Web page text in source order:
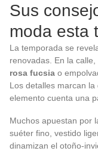
Sus
moda esta
La temporada se
renovadas. En la
rosa fucsia o
Los detalles marcan
elemento cuenta una
Muchos apuestan por
suéter fino, vestido
dinamizan el otoño-